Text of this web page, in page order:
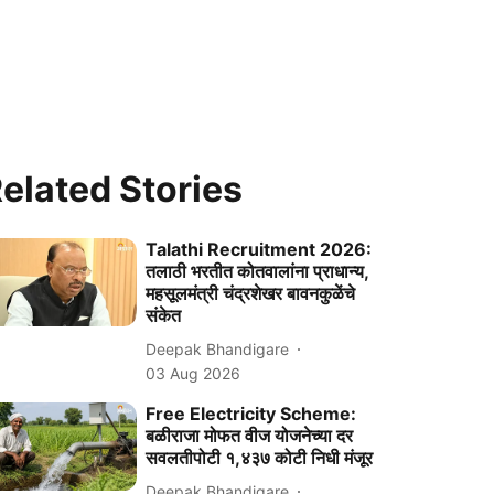
Stories
Talathi Recruitment 2026:
तलाठी भरतीत कोतवालांना प्राधान्य,
महसूलमंत्री चंद्रशेखर बावनकुळेंचे
संकेत
Deepak Bhandigare
03 Aug 2026
Free Electricity Scheme:
बळीराजा मोफत वीज योजनेच्या दर
सवलतीपोटी १,४३७ कोटी निधी मंजूर